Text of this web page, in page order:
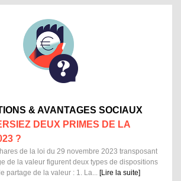
& AVANTAGES SOCIAUX
DEUX PRIMES DE LA
?
de la loi du 29 novembre 2023 transposant
de la valeur figurent deux types de dispositions
partage de la valeur : 1. La... [Lire la suite]